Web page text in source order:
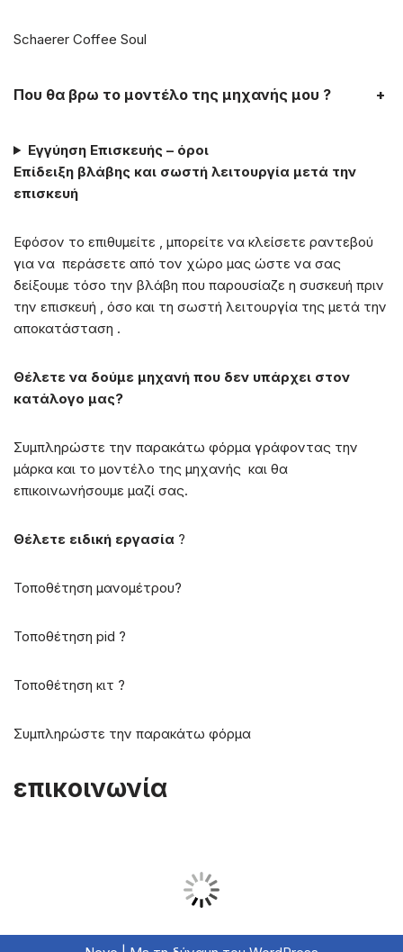
Schaerer Coffee Soul
Που θα βρω το μοντέλο της μηχανής μου ? +
Εγγύηση Επισκευής – όροι
Επίδειξη βλάβης και σωστή λειτουργία μετά την
επισκευή
Εφόσον το επιθυμείτε , μπορείτε να κλείσετε ραντεβού
για να περάσετε από τον χώρο μας ώστε να σας
δείξουμε τόσο την βλάβη που παρουσίαζε η συσκευή πριν
την επισκευή , όσο και τη σωστή λειτουργία της μετά την
αποκατάσταση .
Θέλετε να δούμε μηχανή που δεν υπάρχει στον
κατάλογο μας?
Συμπληρώστε την παρακάτω φόρμα γράφοντας την
μάρκα και το μοντέλο της μηχανής και θα
επικοινωνήσουμε μαζί σας.
Θέλετε ειδική εργασία ?
Τοποθέτηση μανομέτρου?
Τοποθέτηση pid ?
Τοποθέτηση κιτ ?
Συμπληρώστε την παρακάτω φόρμα
επικοινωνία